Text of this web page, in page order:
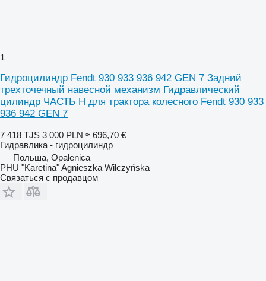
1
Гидроцилиндр Fendt 930 933 936 942 GEN 7 Задний
трехточечный навесной механизм Гидравлический
цилиндр ЧАСТЬ H для трактора колесного Fendt 930 933
936 942 GEN 7
7 418 TJS 3 000 PLN ≈ 696,70 €
Гидравлика - гидроцилиндр
Польша, Opalenica
PHU "Karetina" Agnieszka Wilczyńska
Связаться с продавцом